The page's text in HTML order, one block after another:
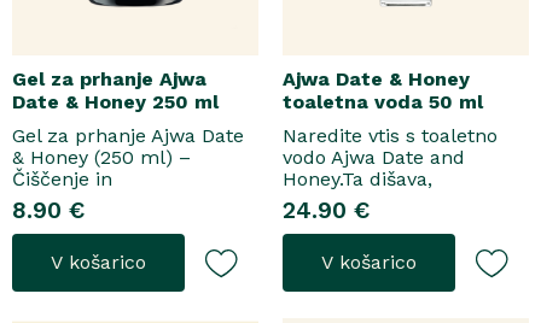
Gel za prhanje Ajwa
Date & Honey 250 ml
Gel za prhanje Ajwa Date
& Honey (250 ml) –
Čiščenje in
pomladitevSpremenite
svoje vsakodnevno
prhanje v razkošen
orientalski ritual z gelom
za prhanje Ajwa Date &
8.90 €
V košarico
Ajwa Date & Honey
toaletna voda 50 ml
Naredite vtis s toaletno
vodo Ajwa Date and
Honey.Ta dišava,
zasnovana tako za
razkošne priložnosti kot
za vsakodnevno nošenje,
se odpre z notami suhega
grozdja, labana in frezije,
24.90 €
V košarico